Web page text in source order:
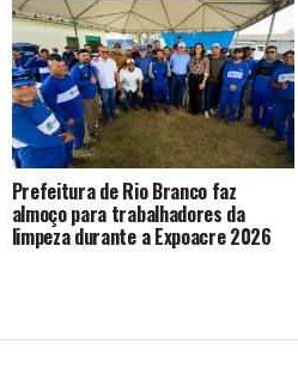
Prefeitura de Rio Branco faz
almoço para trabalhadores da
limpeza durante a Expoacre 2026